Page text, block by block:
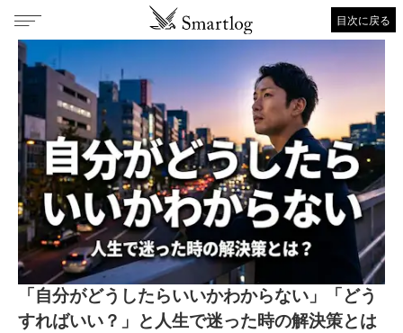
目次に戻る
「自分がどうしたらいいかわからない」「どう
すればいい？」と人生で迷った時の解決策とは